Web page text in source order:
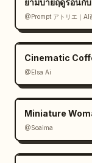
ยามบ่ายฤดูร้อนกั
@Prompt アトリエ｜AI
Cinematic
@Elsa Ai
Miniature
@Soaima